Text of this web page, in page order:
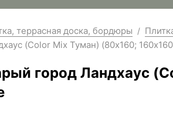
террасная доска, бордюры /
(Color Mix Туман) (80х160;
город Ландхаус